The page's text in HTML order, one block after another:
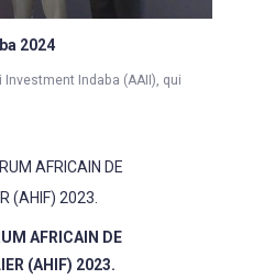
2024
Indaba (AAII), qui
AFRICAIN DE
(AHIF) 2023.